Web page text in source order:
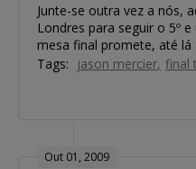
Junte-se outra vez a nós,
Londres para seguir o 5º
mesa final promete, até lá
Tags:
jason mercier final
Out 01, 2009